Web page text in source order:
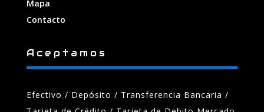
Mapa
Contacto
Aceptamos
Efectivo / Depósito / Transferencia Bancaria /